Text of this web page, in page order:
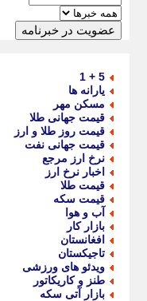
5 + 1
یارانه ها
مسکن مهر
قیمت جهانی طلا
قیمت روز طلا و ارز
قیمت جهانی نفت
نرخ ارز مرجع
اخبار نرخ ارز
قیمت طلا
قیمت سکه
آب و هوا
بازار کار
افغانستان
تاجیکستان
ویدئو های ورزشی
طنز و کاریکاتور
بازار آتی سکه